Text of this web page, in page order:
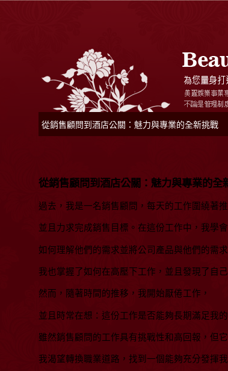
從銷售顧問到酒店公關：魅力與專業的全新挑戰
從銷售顧問到酒店公關：魅力與專業的全
過去，我是一名銷售顧問，每天的工作圍繞著
並且力求完成銷售目標。在這份工作中，我學
如何理解他們的需求並將公司產品與他們的需
我也掌握了如何在高壓下工作，並且發現了自
然而，隨著時間的推移，我開始厭倦工作，
並且時常在想：這份工作是否能夠長期滿足我
雖然銷售顧問的工作具有挑戰性和高回報，但
我渴望轉換職業道路，找到一個能夠充分發揮